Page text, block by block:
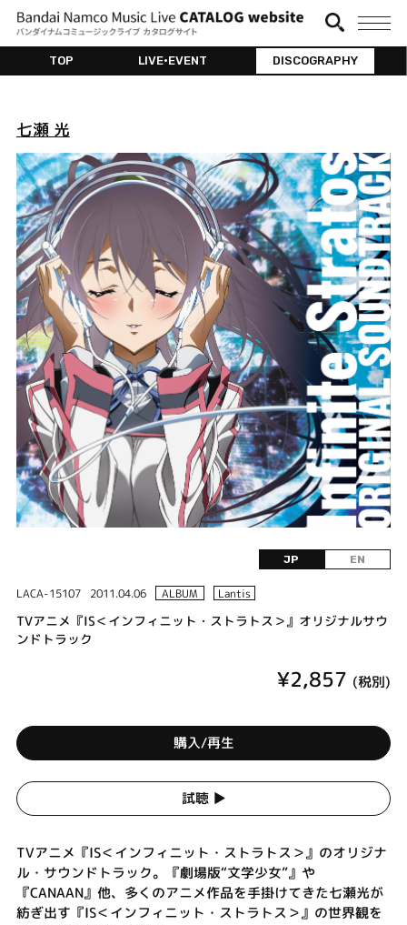
TOP LIVE•EVENT DISCOGRAPHY
七瀬 光
JP EN
LACA-15107 2011.04.06 ALBUM Lantis
TVアニメ『IS＜インフィニット・ストラトス＞』オリジナルサウ
ンドトラック
¥2,857 (税別)
購入/再生
試聴 ▶︎
TVアニメ『IS＜インフィニット・ストラトス＞』のオリジナ
ル・サウンドトラック。『劇場版“文学少女”』や
『CANAAN』他、多くのアニメ作品を手掛けてきた七瀬光が
紡ぎ出す『IS＜インフィニット・ストラトス＞』の世界観を